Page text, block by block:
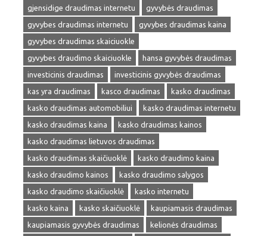
gjensidige draudimas internetu
gyvybės draudimas
gyvybes draudimas internetu
gyvybes draudimas kaina
gyvybes draudimas skaiciuokle
gyvybes draudimo skaiciuokle
hansa gyvybės draudimas
investicinis draudimas
investicinis gyvybės draudimas
kas yra draudimas
kasco draudimas
kasko draudimas
kasko draudimas automobiliui
kasko draudimas internetu
kasko draudimas kaina
kasko draudimas kainos
kasko draudimas lietuvos draudimas
kasko draudimas skaičiuoklė
kasko draudimo kaina
kasko draudimo kainos
kasko draudimo salygos
kasko draudimo skaičiuoklė
kasko internetu
kasko kaina
kasko skaičiuoklė
kaupiamasis draudimas
kaupiamasis gyvybės draudimas
kelionės draudimas